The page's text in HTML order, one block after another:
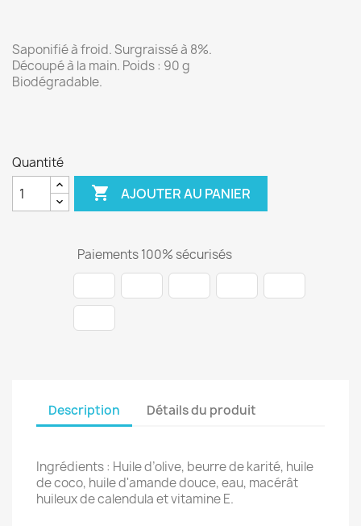
Saponifié à froid. Surgraissé à 8%.
Découpé à la main. Poids : 90 g
Biodégradable.
Quantité
 AJOUTER AU PANIER
Paiements 100% sécurisés
Description Détails du produit
Ingrédients : Huile d’olive, beurre de karité, huile
de coco, huile d'amande douce, eau, macérât
huileux de calendula et vitamine E.